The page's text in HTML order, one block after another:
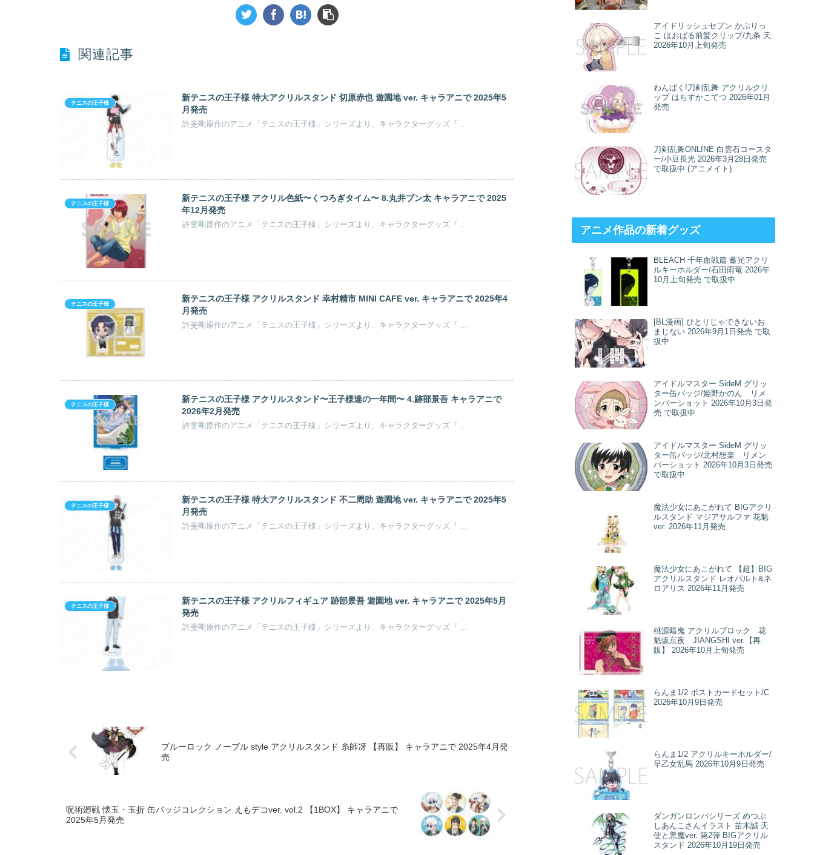
関連記事
テニスの王子様
新テニスの王子様 特大アクリルスタンド 切原赤也 遊園地 ver. キャラアニで 2025年5
月発売
テニスの王子様
新テニスの王子様 アクリル色紙〜くつろぎタイム〜 8.丸井ブン太 キャラアニで 2025
年12月発売
許斐剛原作のアニメ「テニスの王子様」シリーズより、キャラクターグッズ『 ...
テニスの王子様
新テニスの王子様 アクリルスタンド 幸村精市 MINI CAFE ver. キャラアニで 2025年4
月発売
許斐剛原作のアニメ「テニスの王子様」シリーズより、キャラクターグッズ『 ...
テニスの王子様
新テニスの王子様 アクリルスタンド〜王子様達の一年間〜 4.跡部景吾 キャラアニで
2026年2月発売
許斐剛原作のアニメ「テニスの王子様」シリーズより、キャラクターグッズ『 ...
テニスの王子様
新テニスの王子様 特大アクリルスタンド 不二周助 遊園地 ver. キャラアニで 2025年5
月発売
許斐剛原作のアニメ「テニスの王子様」シリーズより、キャラクターグッズ『 ...
テニスの王子様
新テニスの王子様 アクリルフィギュア 跡部景吾 遊園地 ver. キャラアニで 2025年5月
発売
ブルーロック ノーブル style アクリルスタンド 糸師冴 【再販】 キャラアニで 2025年4月発
売
呪術廻戦 懐玉・玉折 缶バッジコレクション えもデコver. vol.2 【1BOX】 キャラアニで
2025年5月発売
アイドリッシュセブン かぷりっ
こ ほおばる前髪クリップ/九条 天
2026年10月上旬発売
わんぱく!刀剣乱舞 アクリルクリ
ップ はちすかこてつ 2026年01月
発売
刀剣乱舞ONLINE 白雲石コースタ
ー/小豆長光 2026年3月28日発売
で取扱中 (アニメイト)
アニメ作品の新着グッズ
BLEACH 千年血戦篇 蓄光アクリ
ルキーホルダー/石田雨竜 2026年
10月上旬発売 で取扱中
[BL漫画] ひとりじゃできないお
まじない 2026年9月1日発売 で取
扱中
アイドルマスター SideM グリッ
ター缶バッジ/姫野かのん リメ
ンバーショット 2026年10月3日発
売 で取扱中
アイドルマスター SideM グリッ
ター缶バッジ/北村想楽 リメン
バーショット 2026年10月3日発売
で取扱中
魔法少女にあこがれて BIGアクリ
ルスタンド マジアサルファ 花魁
ver. 2026年11月発売
魔法少女にあこがれて 【超】BIG
アクリルスタンド レオパルト&ネ
ロアリス 2026年11月発売
桃源暗鬼 アクリルブロック 花
魁坂京夜 JIANGSHI ver.【再
販】 2026年10月上旬発売
らんま1/2 ポストカードセット/C
2026年10月9日発売
らんま1/2 アクリルキーホルダー/
早乙女乱馬 2026年10月9日発売
ダンガンロンパシリーズ めつぶ
しあんこさんイラスト 苗木誠 天
使と悪魔ver. 第2弾 BIGアクリル
スタンド 2026年10月19日発売